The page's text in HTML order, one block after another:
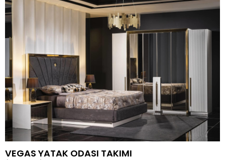
VEGAS YATAK ODASI TAKIMI